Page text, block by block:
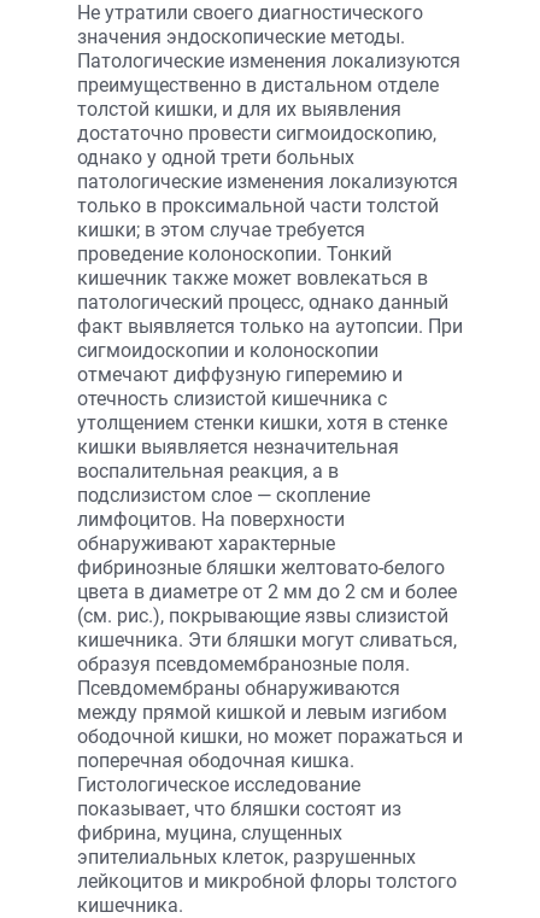
Не утратили своего диагностического
значения эндоскопические методы.
Патологические изменения локализуются
преимущественно в дистальном отделе
толстой кишки, и для их выявления
достаточно провести сигмоидоскопию,
однако у одной трети больных
патологические изменения локализуются
только в проксимальной части толстой
кишки; в этом случае требуется
проведение колоноскопии. Тонкий
кишечник также может вовлекаться в
патологический процесс, однако данный
факт выявляется только на аутопсии. При
сигмоидоскопии и колоноскопии
отмечают диффузную гиперемию и
отечность слизистой кишечника с
утолщением стенки кишки, хотя в стенке
кишки выявляется незначительная
воспалительная реакция, а в
подслизистом слое — скопление
лимфоцитов. На поверхности
обнаруживают характерные
фибринозные бляшки желтовато-белого
цвета в диаметре от 2 мм до 2 см и более
(см. рис.), покрывающие язвы слизистой
кишечника. Эти бляшки могут сливаться,
образуя псевдомембранозные поля.
Псевдомембраны обнаруживаются
между прямой кишкой и левым изгибом
ободочной кишки, но может поражаться и
поперечная ободочная кишка.
Гистологическое исследование
показывает, что бляшки состоят из
фибрина, муцина, слущенных
эпителиальных клеток, разрушенных
лейкоцитов и микробной флоры толстого
кишечника.